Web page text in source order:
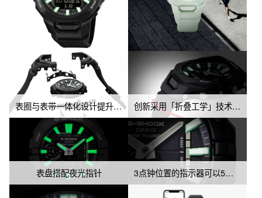
折纸技艺的学科领域，将纸张折叠成型的技术拓展至多行业实践。
表圈与表带一体化设计提升佩戴贴合度 创新采用「折叠工学」技术，提升佩戴贴合度
表盘搭配夜光指针 3点钟位置的指示器可以5个等级显示运动强度